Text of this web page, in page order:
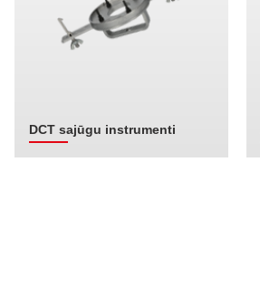
DCT sajūgu instrumenti